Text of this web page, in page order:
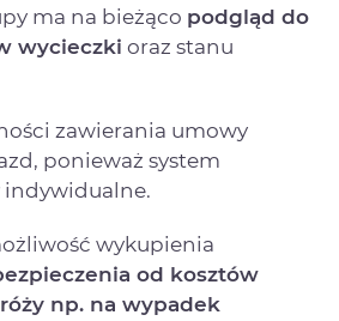
ma na bieżąco podgląd do
wycieczki oraz stanu
zawierania umowy
ponieważ system
wykupienia
od kosztów
np. na wypadek